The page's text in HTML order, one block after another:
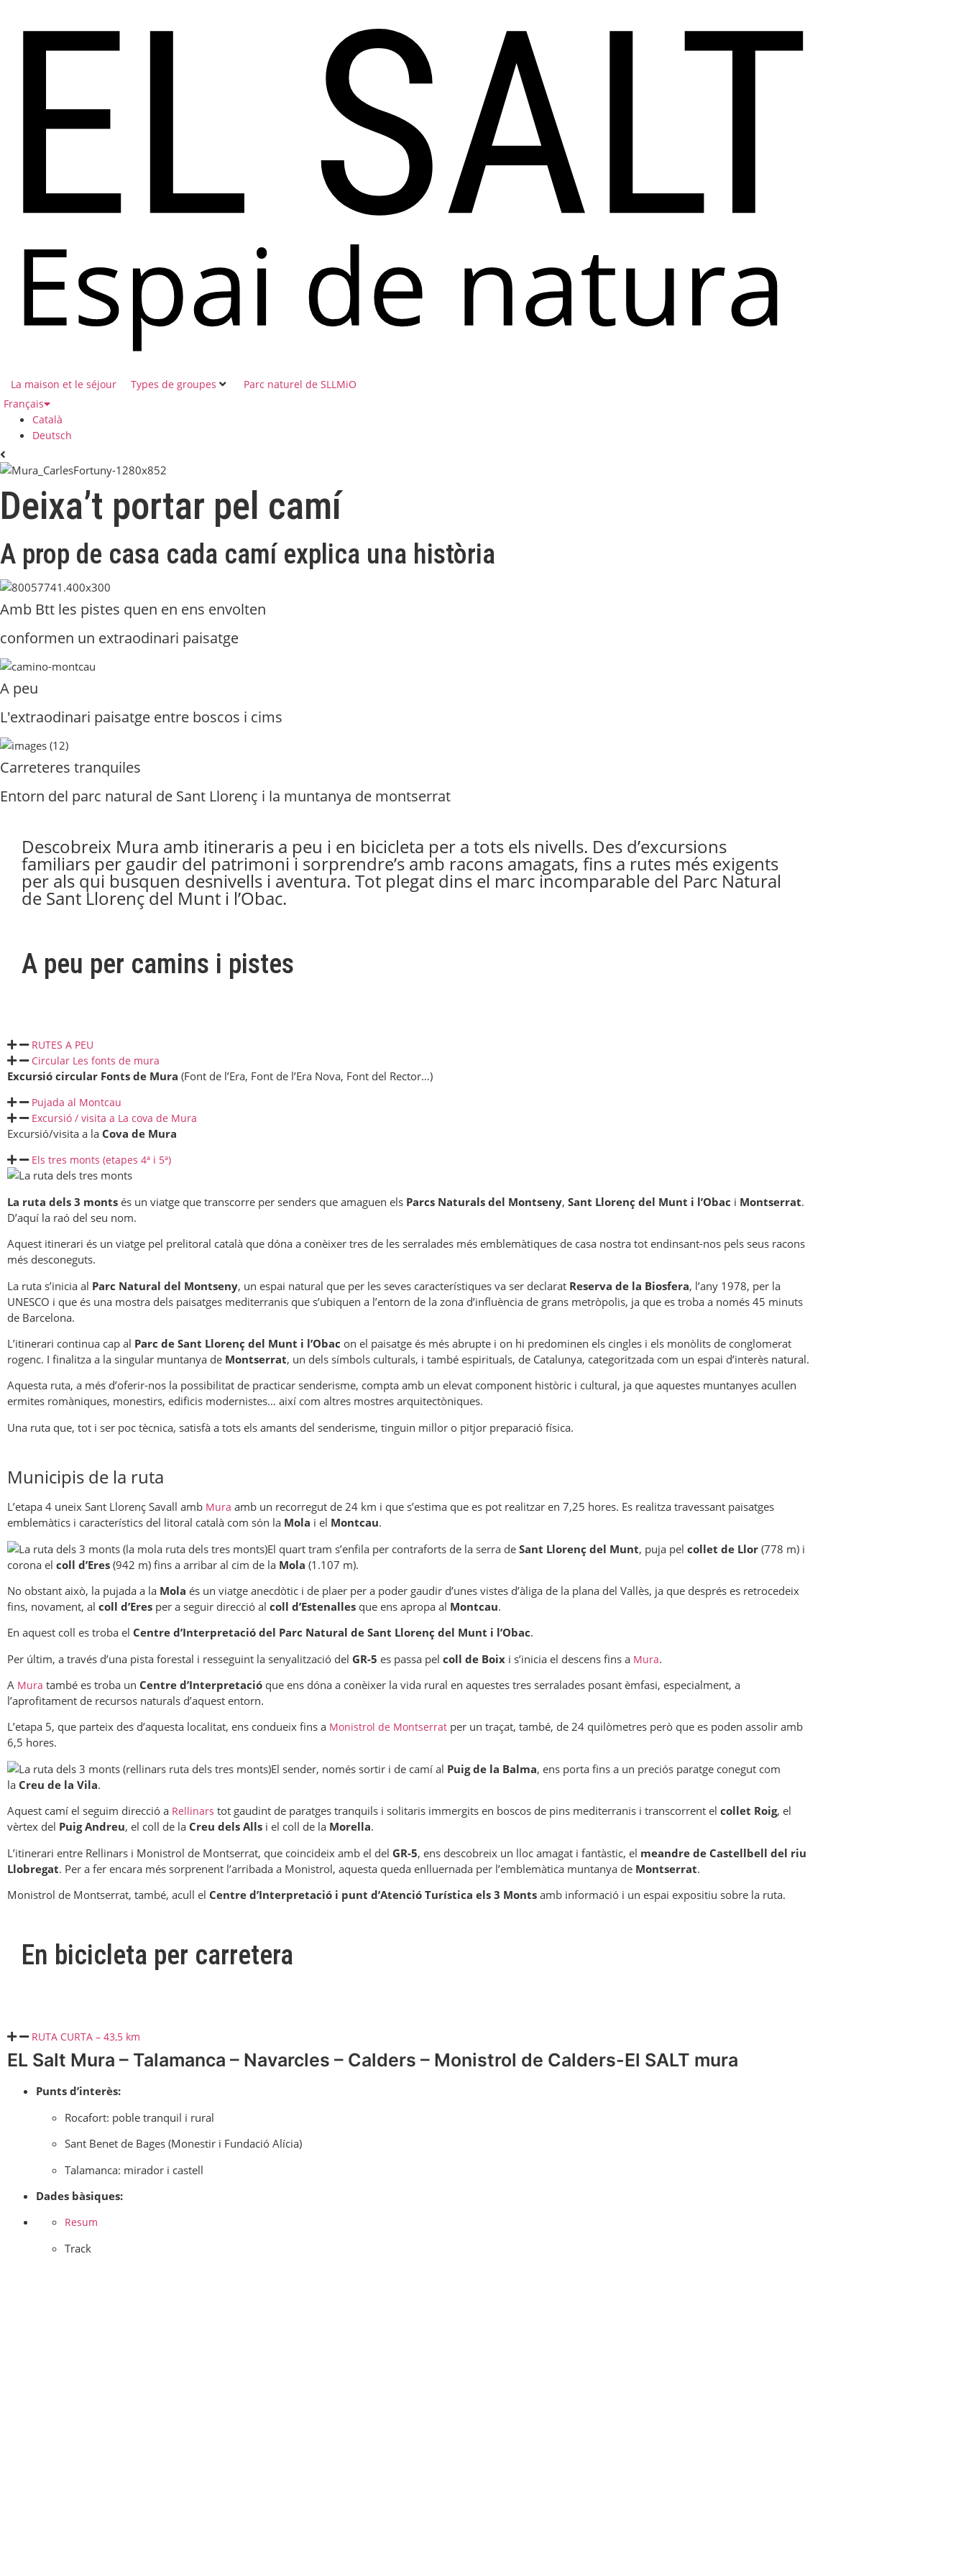
La maison et le séjour Types de groupes
Parc naturel de SLLMiO
Français
Català
Deutsch
Deixa’t portar pel camí
A prop de casa cada camí explica una història
Amb Btt les pistes quen en ens envolten
conformen un extraodinari paisatge
A peu
L'extraodinari paisatge entre boscos i cims
Carreteres tranquiles
Entorn del parc natural de Sant Llorenç i la muntanya de montserrat
Descobreix Mura amb itineraris a peu i en bicicleta per a tots els nivells. Des d’excursions
familiars per gaudir del patrimoni i sorprendre’s amb racons amagats, fins a rutes més exigents
per als qui busquen desnivells i aventura. Tot plegat dins el marc incomparable del Parc Natural
de Sant Llorenç del Munt i l’Obac.
A peu per camins i pistes
RUTES A PEU
Circular Les fonts de mura
Excursió circular Fonts de Mura (Font de l’Era, Font de l’Era Nova, Font del Rector…)
Pujada al Montcau
Excursió / visita a La cova de Mura
Excursió/visita a la Cova de Mura
Els tres monts (etapes 4ª i 5ª)
La ruta dels 3 monts és un viatge que transcorre per senders que amaguen els Parcs Naturals del Montseny, Sant Llorenç del Munt i l’Obac i Montserrat.
D’aquí la raó del seu nom.
Aquest itinerari és un viatge pel prelitoral català que dóna a conèixer tres de les serralades més emblemàtiques de casa nostra tot endinsant-nos pels seus racons
més desconeguts.
La ruta s’inicia al Parc Natural del Montseny, un espai natural que per les seves característiques va ser declarat Reserva de la Biosfera, l’any 1978, per la
UNESCO i que és una mostra dels paisatges mediterranis que s’ubiquen a l’entorn de la zona d’influència de grans metròpolis, ja que es troba a només 45 minuts
de Barcelona.
L’itinerari continua cap al Parc de Sant Llorenç del Munt i l’Obac on el paisatge és més abrupte i on hi predominen els cingles i els monòlits de conglomerat
rogenc. I finalitza a la singular muntanya de Montserrat, un dels símbols culturals, i també espirituals, de Catalunya, categoritzada com un espai d’interès natural.
Aquesta ruta, a més d’oferir-nos la possibilitat de practicar senderisme, compta amb un elevat component històric i cultural, ja que aquestes muntanyes acullen
ermites romàniques, monestirs, edificis modernistes… així com altres mostres arquitectòniques.
Una ruta que, tot i ser poc tècnica, satisfà a tots els amants del senderisme, tinguin millor o pitjor preparació física.
Municipis de la ruta
L’etapa 4 uneix Sant Llorenç Savall amb Mura amb un recorregut de 24 km i que s’estima que es pot realitzar en 7,25 hores. Es realitza travessant paisatges
emblemàtics i característics del litoral català com són la Mola i el Montcau.
El quart tram s’enfila per contraforts de la serra de Sant Llorenç del Munt, puja pel collet de Llor (778 m) i
corona el coll d’Eres (942 m) fins a arribar al cim de la Mola (1.107 m).
No obstant això, la pujada a la Mola és un viatge anecdòtic i de plaer per a poder gaudir d’unes vistes d’àliga de la plana del Vallès, ja que després es retrocedeix
fins, novament, al coll d’Eres per a seguir direcció al coll d’Estenalles que ens apropa al Montcau.
En aquest coll es troba el Centre d’Interpretació del Parc Natural de Sant Llorenç del Munt i l’Obac.
Per últim, a través d’una pista forestal i resseguint la senyalització del GR-5 es passa pel coll de Boix i s’inicia el descens fins a Mura.
A Mura també es troba un Centre d’Interpretació que ens dóna a conèixer la vida rural en aquestes tres serralades posant èmfasi, especialment, a
l’aprofitament de recursos naturals d’aquest entorn.
L’etapa 5, que parteix des d’aquesta localitat, ens condueix fins a Monistrol de Montserrat per un traçat, també, de 24 quilòmetres però que es poden assolir amb
6,5 hores.
El sender, només sortir i de camí al Puig de la Balma, ens porta fins a un preciós paratge conegut com
la Creu de la Vila.
Aquest camí el seguim direcció a Rellinars tot gaudint de paratges tranquils i solitaris immergits en boscos de pins mediterranis i transcorrent el collet Roig, el
vèrtex del Puig Andreu, el coll de la Creu dels Alls i el coll de la Morella.
L’itinerari entre Rellinars i Monistrol de Montserrat, que coincideix amb el del GR-5, ens descobreix un lloc amagat i fantàstic, el meandre de Castellbell del riu
Llobregat. Per a fer encara més sorprenent l’arribada a Monistrol, aquesta queda enlluernada per l’emblemàtica muntanya de Montserrat.
Monistrol de Montserrat, també, acull el Centre d’Interpretació i punt d’Atenció Turística els 3 Monts amb informació i un espai expositiu sobre la ruta.
En bicicleta per carretera
RUTA CURTA – 43,5 km
EL Salt Mura – Talamanca – Navarcles – Calders – Monistrol de Calders-El SALT mura
Punts d’interès:
Rocafort: poble tranquil i rural
Sant Benet de Bages (Monestir i Fundació Alícia)
Talamanca: mirador i castell
Dades bàsiques:
Resum
Track